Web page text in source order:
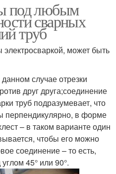
под любым
сварных
труб
может быть
случае отрезки
друг друга;соединение
труб подразумевает, что
перпендикулярно, в форме
– в таком варианте один
чтобы его можно
соединение – то есть,
45° или 90°.